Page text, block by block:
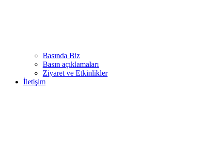
Basında Biz
Basın açıklamaları
Ziyaret ve Etkinlikler
İletişim